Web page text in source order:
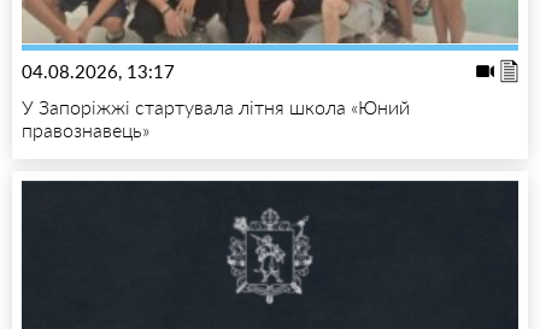
04.08.2026, 13:17
У Запоріжжі стартувала літня школа «Юний
правознавець»